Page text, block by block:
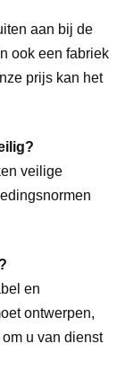
aan bij de
ook een fabriek
prijs kan het
veilige
en
ontwerpen,
u van dienst